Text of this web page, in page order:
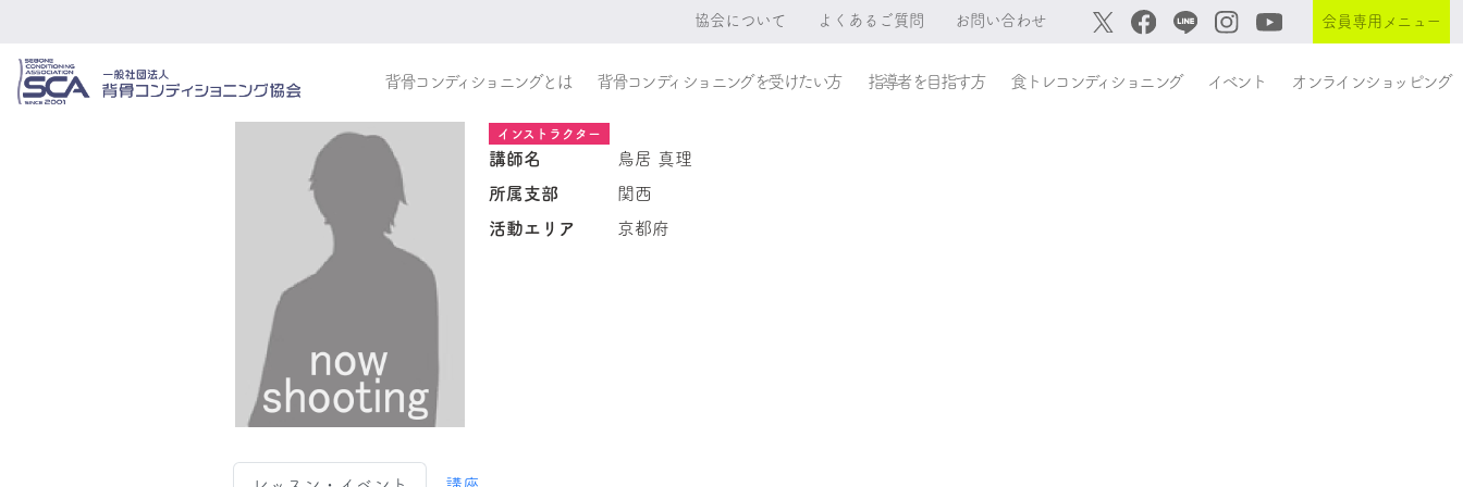
協会について よくあるご質問 お問い合わせ 会員専用メニュー
背骨コンディショニングとは 背骨コンディショニングを受けたい方 指導者を目指す方 食トレコンディショニング イベント オンラインショッピング
インストラクター
講師名
鳥居 真理
所属支部
関西
活動エリア
京都府